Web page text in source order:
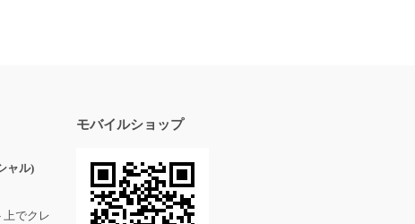
ャル)
上でクレ
モバイルショップ